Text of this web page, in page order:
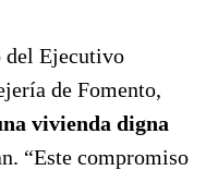
del Ejecutivo
de Fomento,
vivienda digna
“Este compromiso